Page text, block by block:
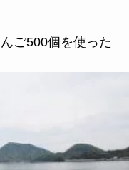
ご500個を使った